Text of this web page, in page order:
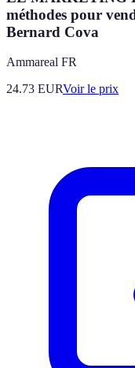
méthodes pour
Bernard Cova
Ammareal FR
24.73 EURVoir le prix